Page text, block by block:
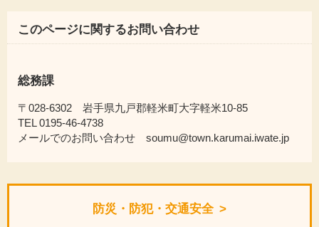
このページに関するお問い合わせ
総務課
〒028-6302 岩手県九戸郡軽米町大字軽米10-85
TEL 0195-46-4738
メールでのお問い合わせ soumu@town.karumai.iwate.jp
防災・防犯・交通安全